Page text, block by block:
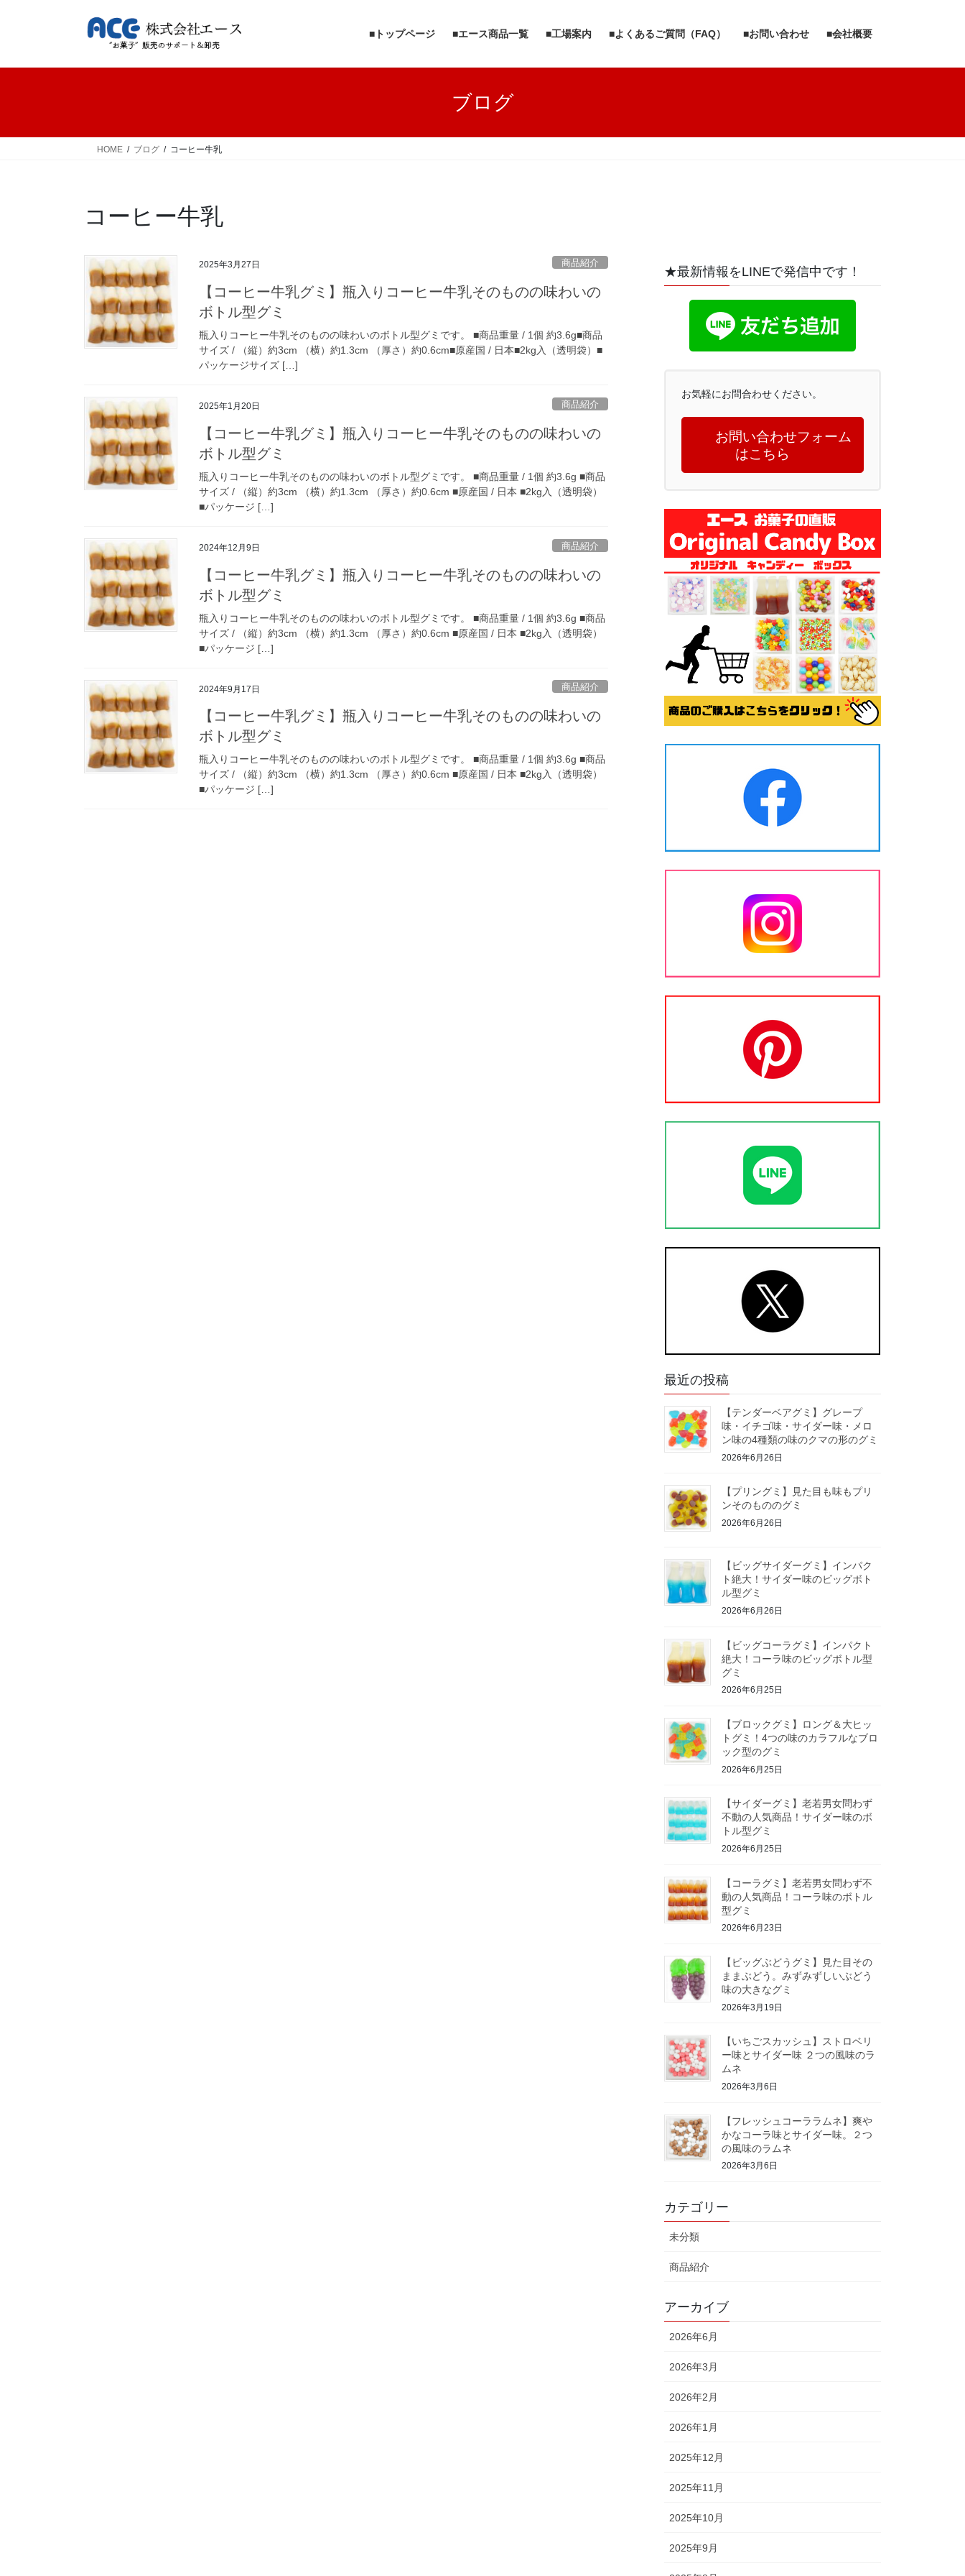
■トップページ ■エース商品一覧 ■工場案内 ■よくあるご質問（FAQ） ■お問い合わせ ■会社概要
ブログ
HOME ブログ コーヒー牛乳
コーヒー牛乳
2025年3月27日 商品紹介
【コーヒー牛乳グミ】瓶入りコーヒー牛乳そのものの味わいの
ボトル型グミ
瓶入りコーヒー牛乳そのものの味わいのボトル型グミです。 ■商品重量 / 1個 約3.6g■商品
サイズ / （縦）約3cm （横）約1.3cm （厚さ）約0.6cm■原産国 / 日本■2kg入（透明袋）■
パッケージサイズ […]
2025年1月20日 商品紹介
【コーヒー牛乳グミ】瓶入りコーヒー牛乳そのものの味わいの
ボトル型グミ
瓶入りコーヒー牛乳そのものの味わいのボトル型グミです。 ■商品重量 / 1個 約3.6g ■商品
サイズ / （縦）約3cm （横）約1.3cm （厚さ）約0.6cm ■原産国 / 日本 ■2kg入（透明袋）
■パッケージ […]
2024年12月9日 商品紹介
【コーヒー牛乳グミ】瓶入りコーヒー牛乳そのものの味わいの
ボトル型グミ
瓶入りコーヒー牛乳そのものの味わいのボトル型グミです。 ■商品重量 / 1個 約3.6g ■商品
サイズ / （縦）約3cm （横）約1.3cm （厚さ）約0.6cm ■原産国 / 日本 ■2kg入（透明袋）
■パッケージ […]
2024年9月17日 商品紹介
【コーヒー牛乳グミ】瓶入りコーヒー牛乳そのものの味わいの
ボトル型グミ
瓶入りコーヒー牛乳そのものの味わいのボトル型グミです。 ■商品重量 / 1個 約3.6g ■商品
サイズ / （縦）約3cm （横）約1.3cm （厚さ）約0.6cm ■原産国 / 日本 ■2kg入（透明袋）
■パッケージ […]
★最新情報をLINEで発信中です！
お気軽にお問合わせください。
お問い合わせフォーム
はこちら
最近の投稿
【テンダーベアグミ】グレープ
味・イチゴ味・サイダー味・メロ
ン味の4種類の味のクマの形のグミ
2026年6月26日
【プリングミ】見た目も味もプリ
ンそのもののグミ
2026年6月26日
【ビッグサイダーグミ】インパク
ト絶大！サイダー味のビッグボト
ル型グミ
2026年6月26日
【ビッグコーラグミ】インパクト
絶大！コーラ味のビッグボトル型
グミ
2026年6月25日
【ブロックグミ】ロング＆大ヒッ
トグミ！4つの味のカラフルなブロ
ック型のグミ
2026年6月25日
【サイダーグミ】老若男女問わず
不動の人気商品！サイダー味のボ
トル型グミ
2026年6月25日
【コーラグミ】老若男女問わず不
動の人気商品！コーラ味のボトル
型グミ
2026年6月23日
【ビッグぶどうグミ】見た目その
ままぶどう。みずみずしいぶどう
味の大きなグミ
2026年3月19日
【いちごスカッシュ】ストロベリ
ー味とサイダー味 ２つの風味のラ
ムネ
2026年3月6日
【フレッシュコーララムネ】爽や
かなコーラ味とサイダー味。２つ
の風味のラムネ
2026年3月6日
カテゴリー
未分類
商品紹介
アーカイブ
2026年6月
2026年3月
2026年2月
2026年1月
2025年12月
2025年11月
2025年10月
2025年9月